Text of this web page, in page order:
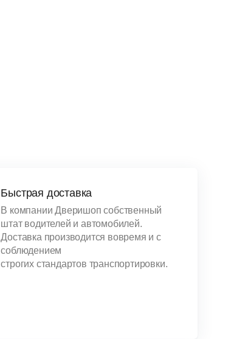
Быстрая доставка
В компании Дверишоп собственный
штат водителей и автомобилей.
Доставка производится вовремя и с
соблюдением
строгих стандартов транспортировки.